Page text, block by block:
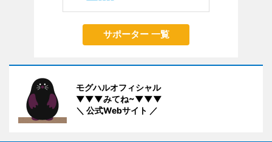
サポーター 一覧
モグハルオフィシャル
▼▼▼みてね~▼▼▼
＼ 公式Webサイト ／